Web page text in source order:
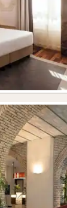
bilde
bilde
(1)